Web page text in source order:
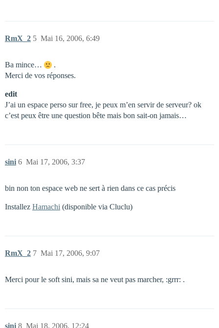
RmX_2 Mai 16, 2006, 6:49
5
Ba mince…
.
Merci de vos réponses.
edit
J’ai un espace perso sur free, je peux m’en servir de serveur? ok
c’est peux être une question bête mais bon sait-on jamais…
sini Mai 17, 2006, 3:37
6
bin non ton espace web ne sert à rien dans ce cas précis
Installez Hamachi (disponible via Cluclu)
RmX_2 Mai 17, 2006, 9:07
7
Merci pour le soft sini, mais sa ne veut pas marcher, :grrr: .
sini Mai 18, 2006, 12:24
8